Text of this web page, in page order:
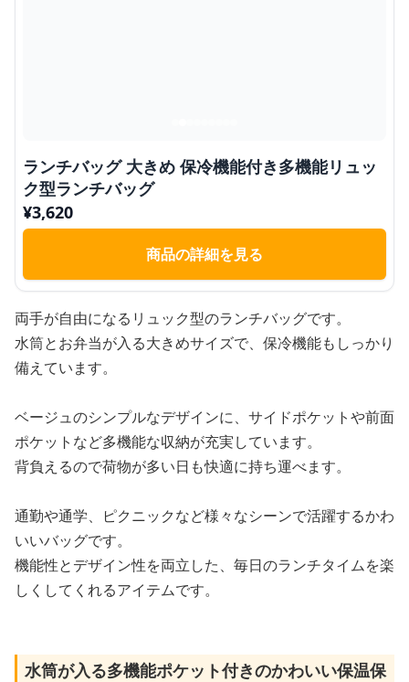
ランチバッグ 大きめ 保冷機能付き多機能リュッ
ク型ランチバッグ
¥3,620
商品の詳細を見る
両手が自由になるリュック型のランチバッグです。
水筒とお弁当が入る大きめサイズで、保冷機能もしっかり
備えています。
ベージュのシンプルなデザインに、サイドポケットや前面
ポケットなど多機能な収納が充実しています。
背負えるので荷物が多い日も快適に持ち運べます。
通勤や通学、ピクニックなど様々なシーンで活躍するかわ
いいバッグです。
機能性とデザイン性を両立した、毎日のランチタイムを楽
しくしてくれるアイテムです。
水筒が入る多機能ポケット付きのかわいい保温保